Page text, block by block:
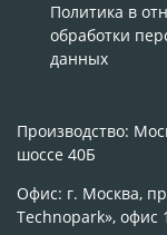
Политика в
обработки
данных
Производство:
шоссе 40Б
Офис: г. Москва,
Technopark», офис